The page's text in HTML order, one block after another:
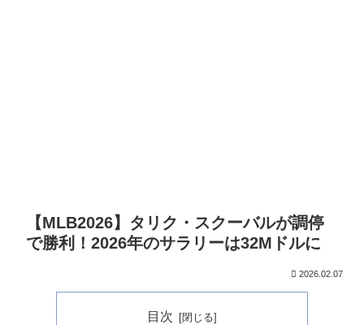
【MLB2026】タリク・スクーバルが調停
で勝利！2026年のサラリーは32Mドルに
2026.02.07
目次